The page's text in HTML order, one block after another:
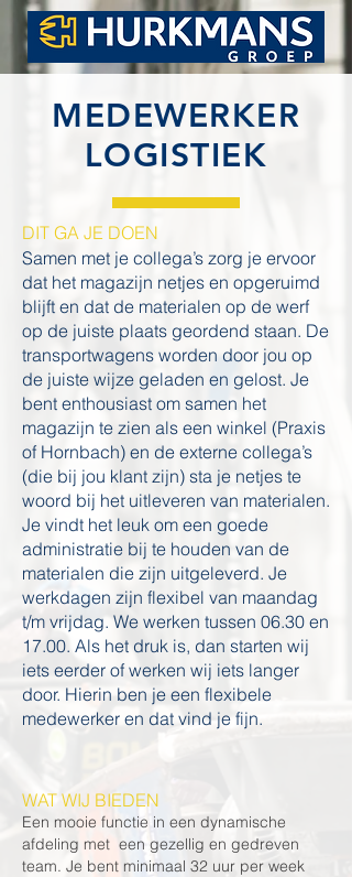
MEDEWERKER
LOGISTIEK
DIT GA JE DOEN
Samen met je collega’s zorg je ervoor
dat het magazijn netjes en opgeruimd
blijft en dat de materialen op de werf
op de juiste plaats geordend staan. De
transportwagens worden door jou op
de juiste wijze geladen en gelost. Je
bent enthousiast om samen het
magazijn te zien als een winkel (Praxis
of Hornbach) en de externe collega’s
(die bij jou klant zijn) sta je netjes te
woord bij het uitleveren van materialen.
Je vindt het leuk om een goede
administratie bij te houden van de
materialen die zijn uitgeleverd. Je
werkdagen zijn flexibel van maandag
t/m vrijdag. We werken tussen 06.30 en
17.00. Als het druk is, dan starten wij
iets eerder of werken wij iets langer
door. Hierin ben je een flexibele
medewerker en dat vind je fijn.
WAT WIJ BIEDEN
Een mooie functie in een dynamische
afdeling met een gezellig en gedreven
team. Je bent minimaal 32 uur per week